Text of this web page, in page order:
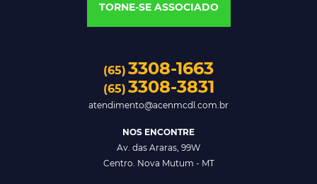
TORNE-SE ASSOCIADO
(65) 3308-1663
(65) 3308-3831
atendimento@acenmcdl.com.br
NOS ENCONTRE
Av. das Araras, 99W
Centro. Nova Mutum - MT